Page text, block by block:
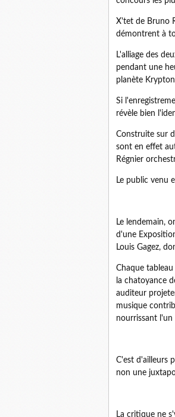
X'tet de Bruno
démontrent à
L'alliage des
pendant une
planète
Si
révèle bien
Construite sur
sont en effet
Régnier
Le public venu
Le lendemain,
d'une
Louis Gagez,
Chaque
la chatoyance
auditeur
musique
nourrissant l'un
C'est d'ailleurs
non une
La critique ne